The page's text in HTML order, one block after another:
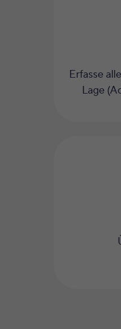
Erfasse
Lage